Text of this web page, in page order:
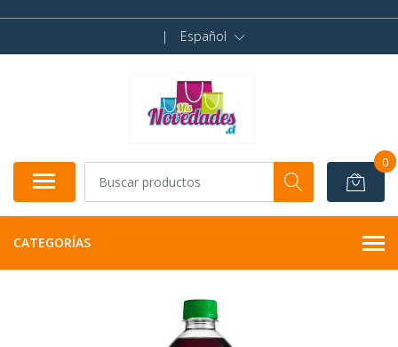
| Español
0
CATEGORÍAS